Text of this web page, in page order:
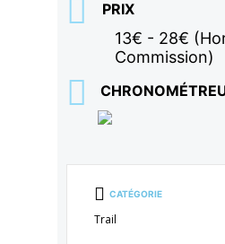
PRIX
13€ - 28€
Commission)
CATÉGORIE
Trail